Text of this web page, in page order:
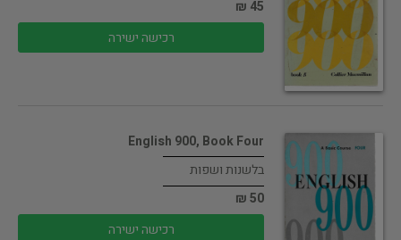
45 ₪
רכישה ישירה
English 900, Book Four
בלשנות ושפות
50 ₪
רכישה ישירה